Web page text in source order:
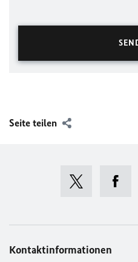
Seite teilen
Kontaktinformationen